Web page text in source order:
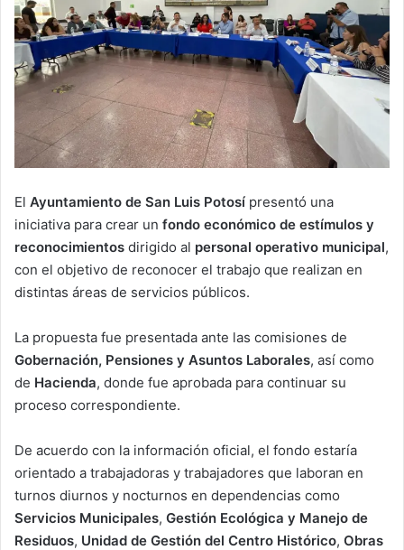
El Ayuntamiento de San Luis Potosí presentó una
iniciativa para crear un fondo económico de estímulos y
reconocimientos dirigido al personal operativo municipal,
con el objetivo de reconocer el trabajo que realizan en
distintas áreas de servicios públicos.
La propuesta fue presentada ante las comisiones de
Gobernación, Pensiones y Asuntos Laborales, así como
de Hacienda, donde fue aprobada para continuar su
proceso correspondiente.
De acuerdo con la información oficial, el fondo estaría
orientado a trabajadoras y trabajadores que laboran en
turnos diurnos y nocturnos en dependencias como
Servicios Municipales, Gestión Ecológica y Manejo de
Residuos, Unidad de Gestión del Centro Histórico, Obras